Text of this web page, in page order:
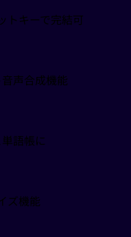
トキーで完結可
声合成機能
語帳に
ズ機能
かなか進まなかっ